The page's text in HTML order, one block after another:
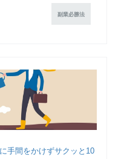
副業必勝法
手間をかけずサクッと10